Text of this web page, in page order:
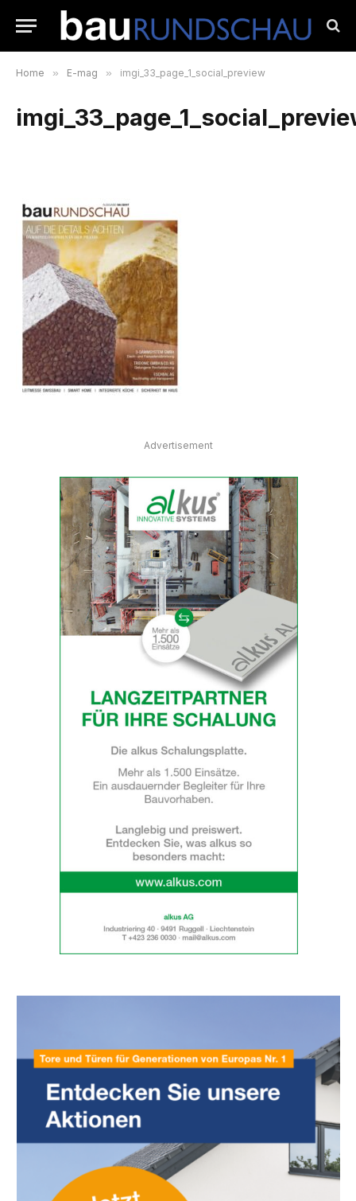
Home » E-mag » imgi_33_page_1_social_preview
Advertisement